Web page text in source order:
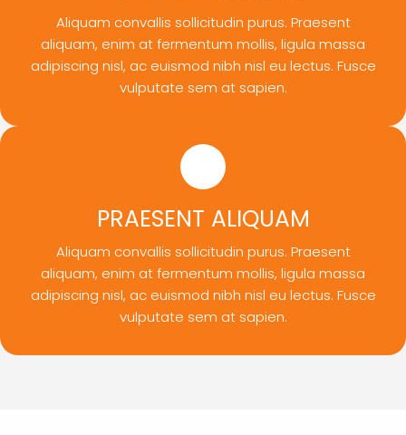
Aliquam convallis sollicitudin purus. Praesent
aliquam, enim at fermentum mollis, ligula massa
adipiscing nisl, ac euismod nibh nisl eu lectus. Fusce
vulputate sem at sapien.
PRAESENT ALIQUAM
Aliquam convallis sollicitudin purus. Praesent
aliquam, enim at fermentum mollis, ligula massa
adipiscing nisl, ac euismod nibh nisl eu lectus. Fusce
vulputate sem at sapien.